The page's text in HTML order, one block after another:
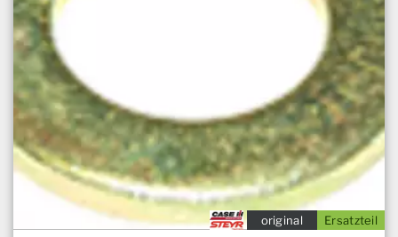
Ersatzteil
original